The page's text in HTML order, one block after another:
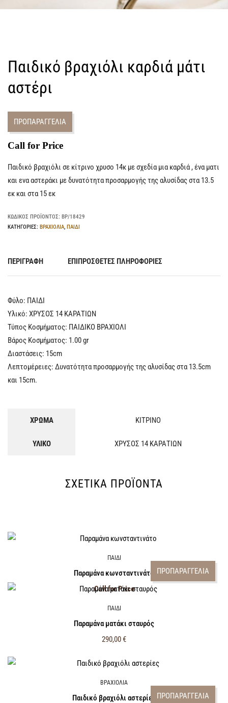
Παιδικό βραχιόλι καρδιά μάτι
αστέρι
ΠΡΟΠΑΡΑΓΓΕΛΙΑ
Call for Price
Παιδικό βραχιόλι σε κίτρινο χρυσο 14κ με σχεδία μια καρδιά , ένα ματι
και ενα αστεράκι με δυνατότητα προσαρμογής της αλυσίδας στα 13.5
εκ και στα 15 εκ
ΚΩΔΙΚΌΣ ΠΡΟΪΌΝΤΟΣ: ΒΡ/18429
ΚΑΤΗΓΟΡΊΕΣ: ΒΡΑΧΙΟΛΙΑ, ΠΑΙΔΙ
ΠΕΡΙΓΡΑΦΉ ΕΠΙΠΡΌΣΘΕΤΕΣ ΠΛΗΡΟΦΟΡΊΕΣ
Φύλο: ΠΑΙΔΙ
Υλικό: ΧΡΥΣΟΣ 14 ΚΑΡΑΤΙΩΝ
Τύπος Κοσμήματος: ΠΑΙΔΙΚΟ ΒΡΑΧΙΟΛΙ
Βάρος Κοσμήματος: 1.00 gr
Διαστάσεις: 15cm
Λεπτομέρειες: Δυνατότητα προσαρμογής της αλυσίδας στα 13.5cm
και 15cm.
ΧΡΩΜΑ ΚΙΤΡΙΝΟ
ΥΛΙΚΟ ΧΡΥΣΟΣ 14 ΚΑΡΑΤΙΩΝ
ΣΧΕΤΙΚΆ ΠΡΟΪΌΝΤΑ
ΠΡΟΠΑΡΑΓΓΕΛΙΑ
ΠΑΙΔΙ
Παραμάνα κωνσταντινάτο
Call for Price
ΠΑΙΔΙ
Παραμάνα ματάκι σταυρός
290,00€
ΠΡΟΠΑΡΑΓΓΕΛΙΑ
ΒΡΑΧΙΟΛΙΑ
Παιδικό βραχιόλι αστερίες